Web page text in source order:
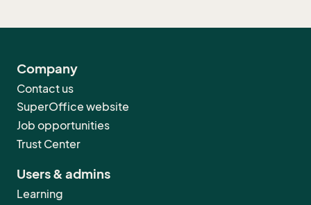
Company
Contact us
SuperOffice website
Job opportunities
Trust Center
Users & admins
Learning